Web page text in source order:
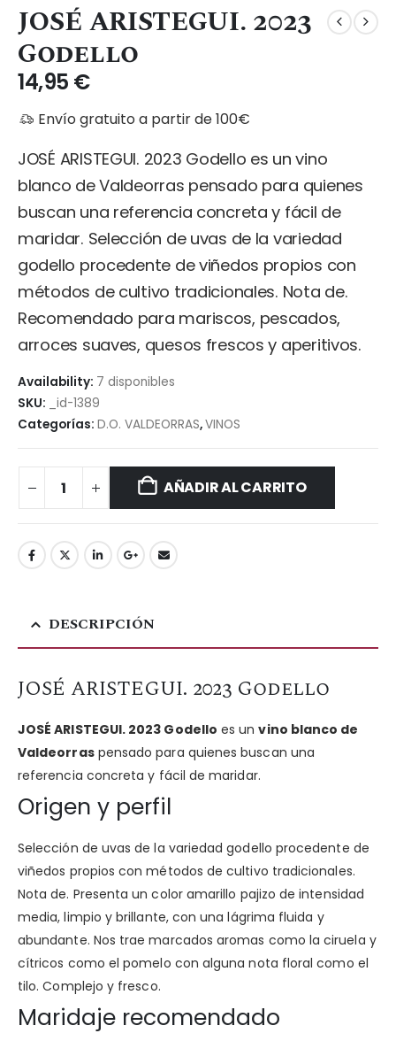
JOSÉ ARISTEGUI. 2023
Godello
14,95 €
Envío gratuito a partir de 100€
JOSÉ ARISTEGUI. 2023 Godello es un vino
blanco de Valdeorras pensado para quienes
buscan una referencia concreta y fácil de
maridar. Selección de uvas de la variedad
godello procedente de viñedos propios con
métodos de cultivo tradicionales. Nota de.
Recomendado para mariscos, pescados,
arroces suaves, quesos frescos y aperitivos.
Availability: 7 disponibles
SKU:
_id-1389
Categorías: D.O. VALDEORRAS,VINOS
AÑADIR AL CARRITO
DESCRIPCIÓN
JOSÉ ARISTEGUI. 2023 Godello
JOSÉ ARISTEGUI. 2023 Godello es unvino blanco de
Valdeorraspensado para quienes buscan una
referencia concreta y fácil de maridar.
Origen y perfil
Selección de uvas de la variedad godello procedente de
viñedos propios con métodos de cultivo tradicionales.
Nota de. Presenta un color amarillo pajizo de intensidad
media, limpio y brillante, con una lágrima fluida y
abundante. Nos trae marcados aromas como la ciruela y
cítricos como el pomelo con alguna nota floral como el
tilo. Complejo y fresco.
Maridaje recomendado